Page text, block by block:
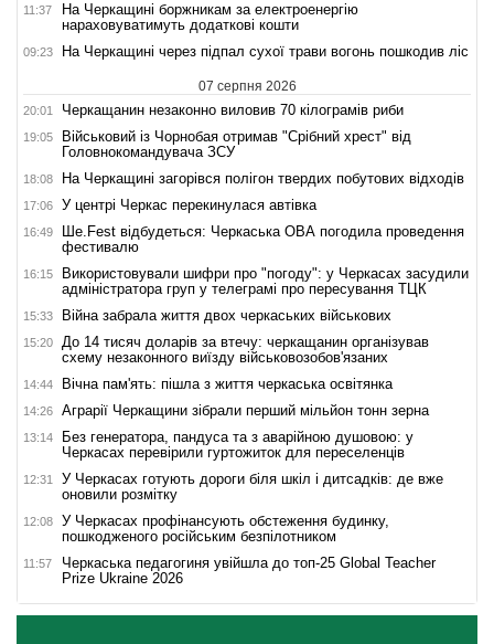
11:37
На Черкащині боржникам за електроенергію
нараховуватимуть додаткові кошти
09:23 На Черкащині через підпал сухої трави вогонь пошкодив ліс
07 серпня 2026
20:01 Черкащанин незаконно виловив 70 кілограмів риби
19:05
Військовий із Чорнобая отримав "Срібний хрест" від
Головнокомандувача ЗСУ
18:08 На Черкащині загорівся полігон твердих побутових відходів
17:06 У центрі Черкас перекинулася автівка
16:49
Ше.Fest відбудеться: Черкаська ОВА погодила проведення
фестивалю
16:15
Використовували шифри про "погоду": у Черкасах засудили
адміністратора груп у телеграмі про пересування ТЦК
15:33 Війна забрала життя двох черкаських військових
15:20
До 14 тисяч доларів за втечу: черкащанин організував
схему незаконного виїзду військовозобов'язаних
14:44 Вічна пам'ять: пішла з життя черкаська освітянка
14:26 Аграрії Черкащини зібрали перший мільйон тонн зерна
13:14
Без генератора, пандуса та з аварійною душовою: у
Черкасах перевірили гуртожиток для переселенців
12:31
У Черкасах готують дороги біля шкіл і дитсадків: де вже
оновили розмітку
12:08
У Черкасах профінансують обстеження будинку,
пошкодженого російським безпілотником
11:57
Черкаська педагогиня увійшла до топ-25 Global Teacher
Prize Ukraine 2026